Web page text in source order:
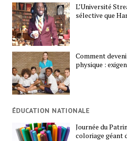
L’Université
sélective que
Comment
physique :
ÉDUCATION NATIONALE
Journée du
coloriage géant